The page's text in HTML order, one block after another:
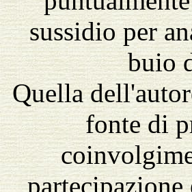
sussidio per
buio
Quella
fonte di